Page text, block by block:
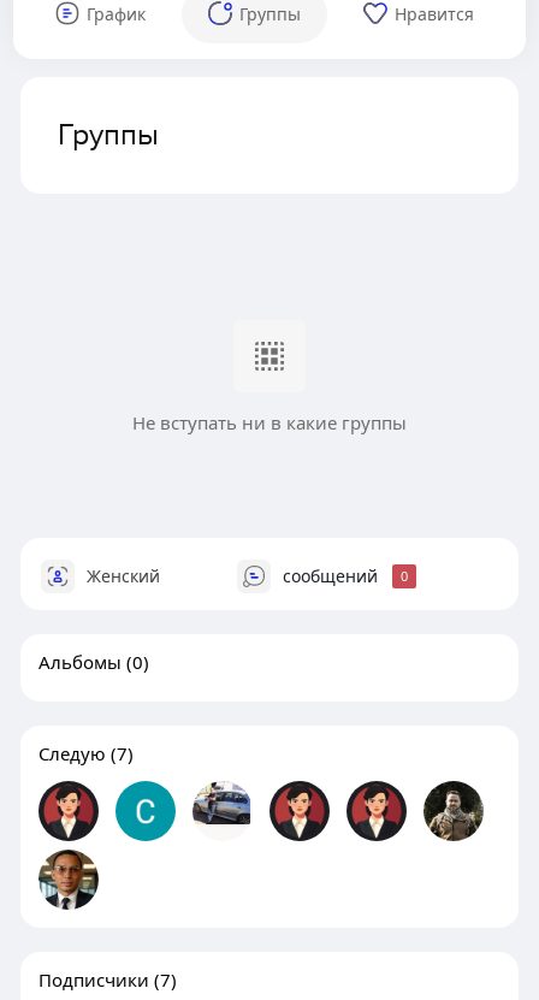
График Группы Нравится
Группы
Не вступать ни в какие группы
Женский сообщений 0
Альбомы (0)
Следую (7)
Подписчики (7)